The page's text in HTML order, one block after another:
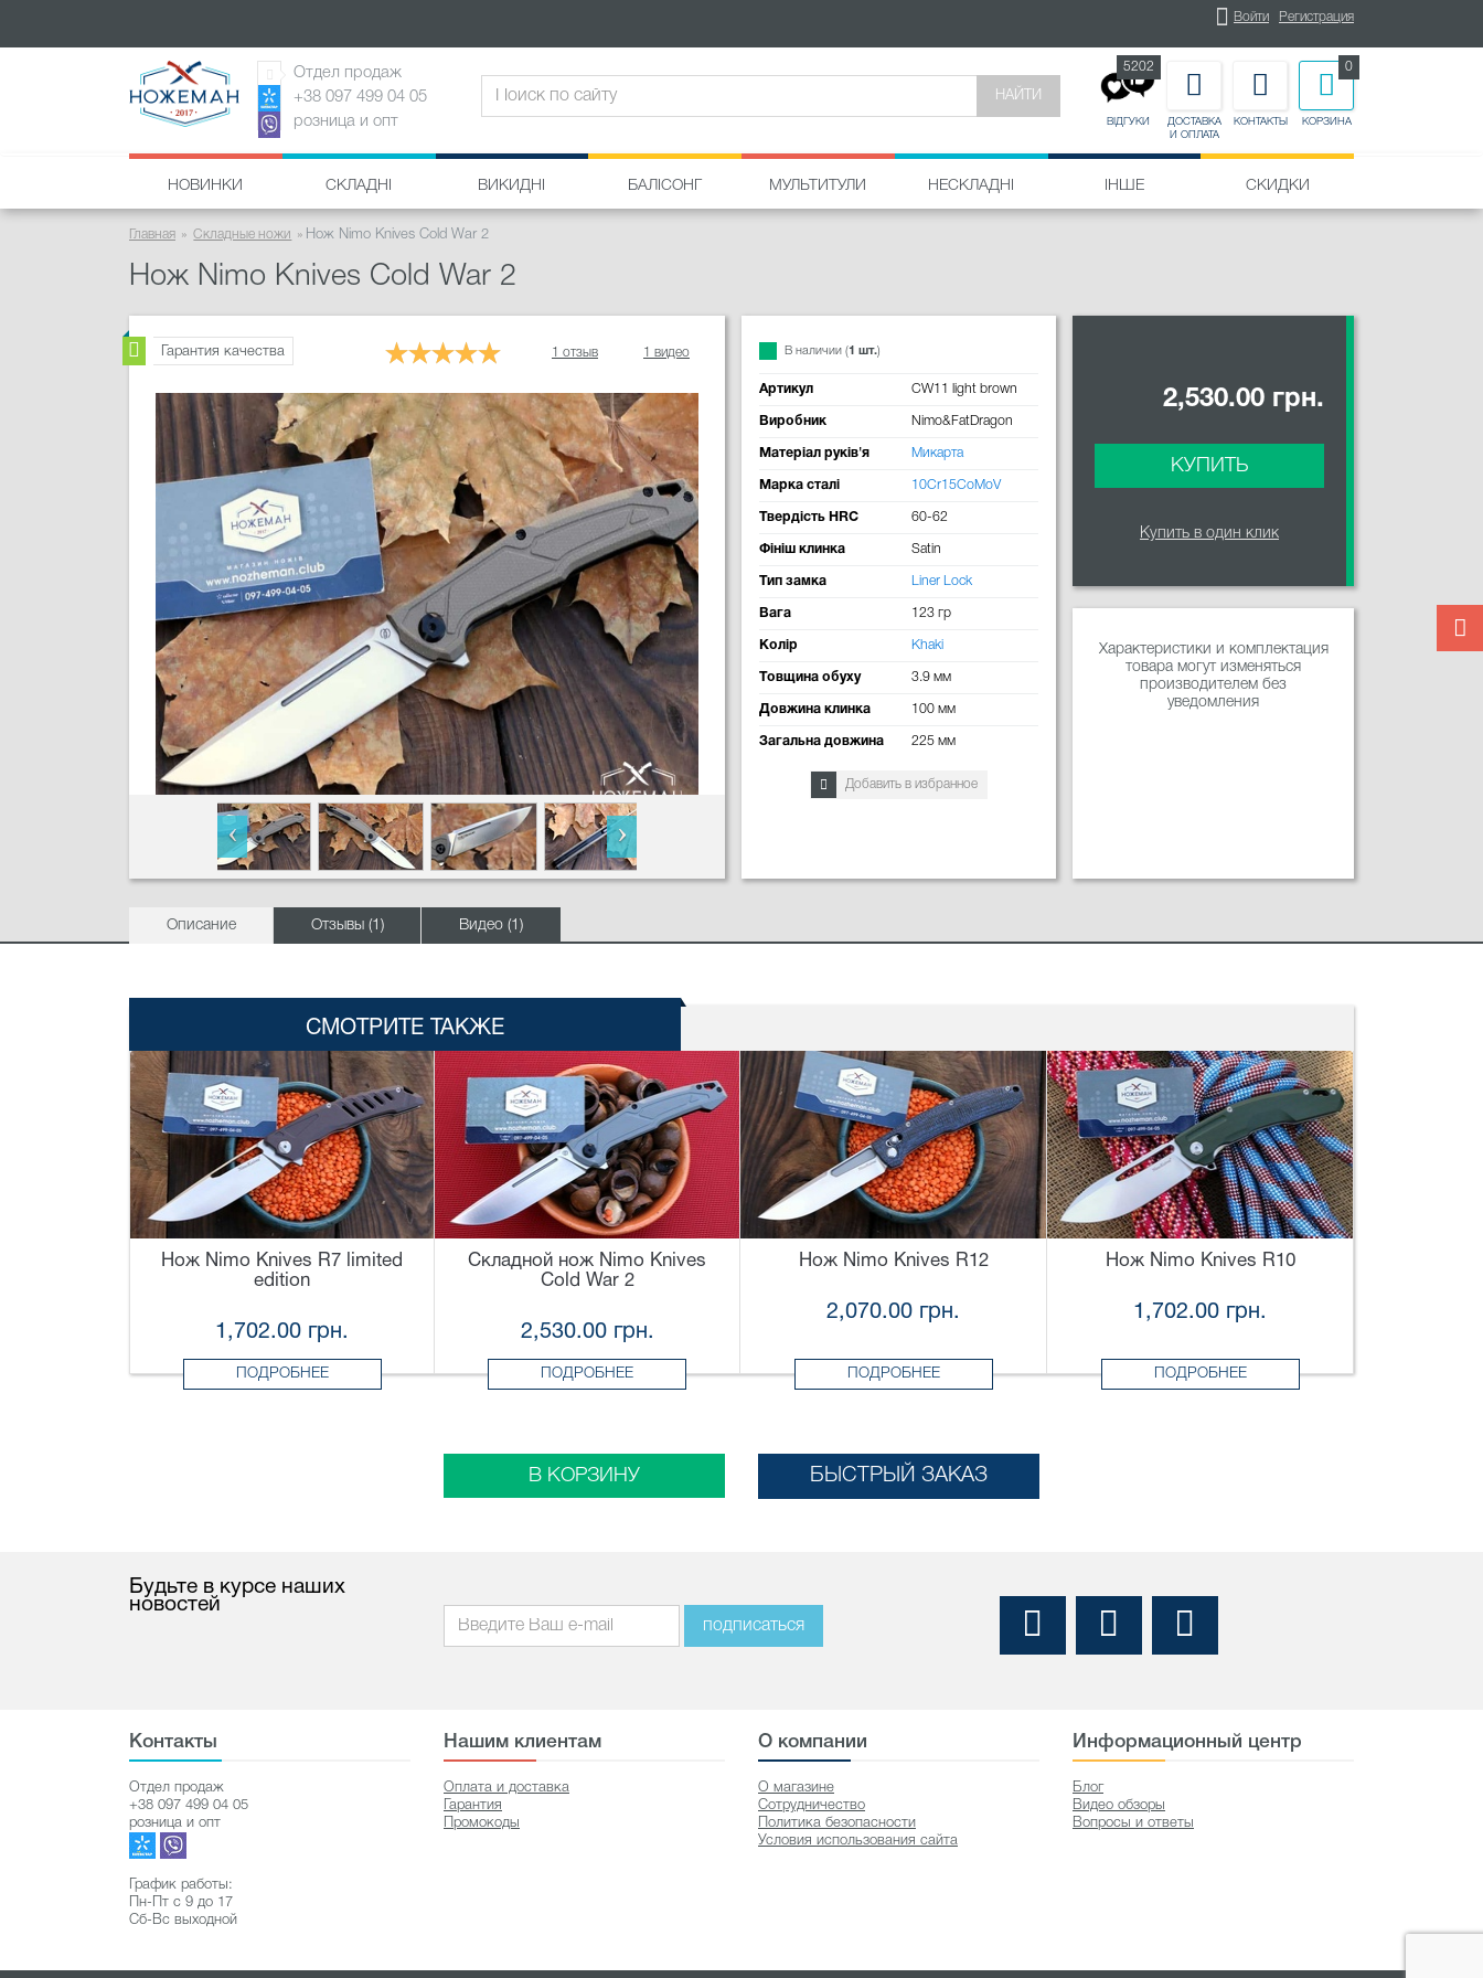
Войти Регистрация
Отдел продаж
+38 097 499 04 05
розница и опт
НАЙТИ
ВІДГУКИ
5202
ДОСТАВКА
И ОПЛАТА
КОНТАКТЫ КОРЗИНА
0
НОВИНКИ СКЛАДНІ ВИКИДНІ БАЛІСОНГ МУЛЬТИТУЛИ НЕСКЛАДНІ ІНШЕ СКИДКИ
Главная Складные ножи Нож Nimo Knives Cold War 2
Нож Nimo Knives Cold War 2
Гарантия качества 1 отзыв 1 видео В наличии (1 шт.)
Артикул CW11 light brown
Виробник Nimo&FatDragon
Матеріал руків'я Микарта
Марка сталі 10Cr15CoMoV
Твердість HRC 60-62
Фініш клинка Satin
Тип замка Liner Lock
Вага 123 гр
Колір Khaki
Товщина обуху 3.9 мм
Довжина клинка 100 мм
Загальна довжина 225 мм
Добавить в избранное
2,530.00 грн.
КУПИТЬ
Купить в один клик
Характеристики и комплектация
товара могут изменяться
производителем без
уведомления
Описание Отзывы (1) Видео (1)
СМОТРИТЕ ТАКЖЕ
Нож Nimo Knives R7 limited
edition
1,702.00 грн.
ПОДРОБНЕЕ
Складной нож Nimo Knives
Cold War 2
2,530.00 грн.
ПОДРОБНЕЕ
Нож Nimo Knives R12
2,070.00 грн.
ПОДРОБНЕЕ
Нож Nimo Knives R10
1,702.00 грн.
ПОДРОБНЕЕ
В КОРЗИНУ БЫСТРЫЙ ЗАКАЗ
Будьте в курсе наших
новостей
подписаться
Контакты
Отдел продаж
+38 097 499 04 05
розница и опт
График работы:
Пн-Пт с 9 до 17
Сб-Вс выходной
Нашим клиентам
Оплата и доставка
Гарантия
Промокоды
О компании
О магазине
Сотрудничество
Политика безопасности
Условия использования сайта
Информационный центр
Блог
Видео обзоры
Вопросы и ответы